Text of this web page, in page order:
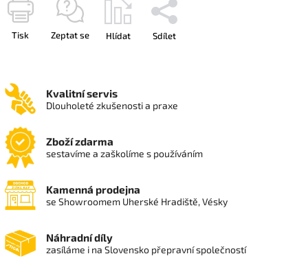
Tisk Zeptat se Hlídat Sdílet
Kvalitní servis
Dlouholeté zkušenosti a praxe
Zboží zdarma
sestavíme a zaškolíme s používáním
Kamenná prodejna
se Showroomem Uherské Hradiště, Vésky
Náhradní díly
zasíláme i na Slovensko přepravní společností